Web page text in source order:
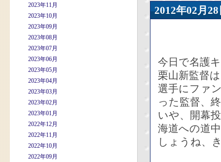
2023年11月
2023年10月
2023年09月
2023年08月
2023年07月
2023年06月
2023年05月
2023年04月
2023年03月
2023年02月
2023年01月
2022年12月
2022年11月
2022年10月
2022年09月
2012年02
今日で名護
栗山新監督
選手にファ
った監督、
いや、開幕
海道への道
しょうね、